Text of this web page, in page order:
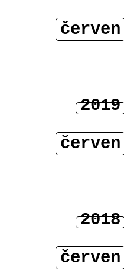
červen
2019
červen
2018
červen